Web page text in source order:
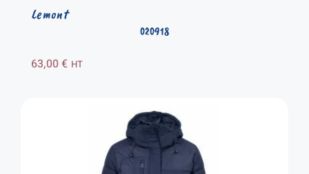
020918
Lemont
63,00€ HT